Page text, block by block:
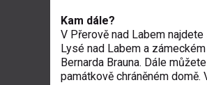
Kam dále?
V Přerově nad Labem
Lysé nad Labem a
Bernarda Brauna. Dále
památkově chráněném